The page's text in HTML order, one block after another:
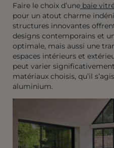
Faire le choix d’une baie
pour un atout charme
structures innovantes
designs contemporains et
optimale, mais aussi une
espaces intérieurs et
peut varier
matériaux choisis, qu’il
aluminium.